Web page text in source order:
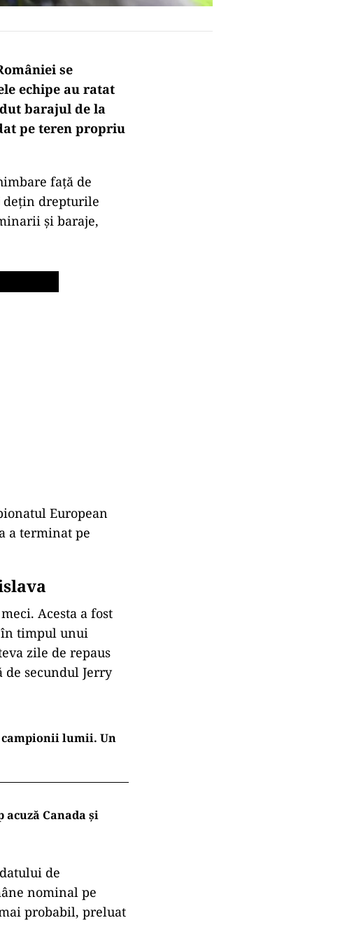
se
echipe au ratat
barajul de la
pe teren propriu
față de
dețin drepturile
și baraje,
European
a terminat pe
Acesta a fost
în timpul unui
zile de repaus
secundul Jerry
campionii lumii. Un
acuză Canada și
de
nominal pe
probabil, preluat